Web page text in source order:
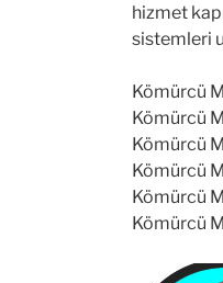
hizmet
sistemleri
Kömürcü
Kömürcü
Kömürcü
Kömürcü
Kömürcü
Kömürcü